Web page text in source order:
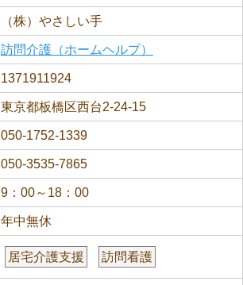
（株）やさしい手
訪問介護（ホームヘルプ）
1371911924
東京都板橋区西台2-24-15
050-1752-1339
050-3535-7865
9：00～18：00
年中無休
居宅介護支援 訪問看護